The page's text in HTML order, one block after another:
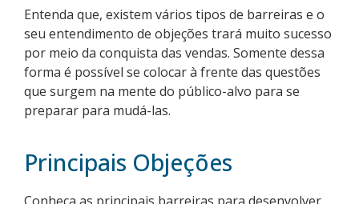
Entenda que, existem vários tipos de barreiras e o
seu entendimento de objeções trará muito sucesso
por meio da conquista das vendas. Somente dessa
forma é possível se colocar à frente das questões
que surgem na mente do público-alvo para se
preparar para mudá-las.
Principais Objeções